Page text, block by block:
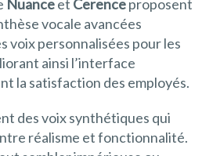
Nuanceet Cerenceproposent
vocale avancées
voix personnalisées pour les
ainsi l’interface
la satisfaction des employés.
des voix synthétiques qui
réalisme et fonctionnalité.